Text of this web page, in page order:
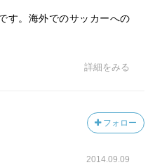
す。海外でのサッカーへの
詳細をみる
フォロー
2014.09.09